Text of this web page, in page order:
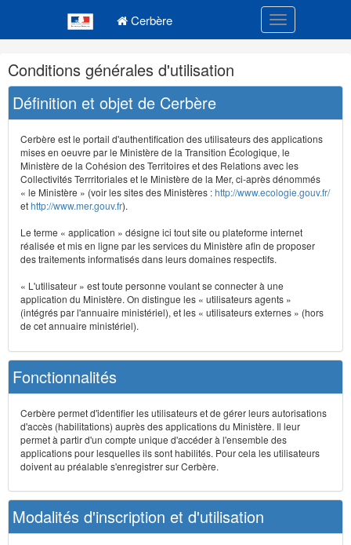
Cerbère Toggle
Navigation
et
outils
annexes
Conditions générales d'utilisation
Définition et objet de Cerbère
Cerbère est le portail d'authentification des utilisateurs des applications
mises en oeuvre par le Ministère de la Transition Écologique, le
Ministère de la Cohésion des Territoires et des Relations avec les
Collectivités Terrritoriales et le Ministère de la Mer, ci-après dénommés
« le Ministère » (voir les sites des Ministères :http://www.ecologie.gouv.fr/
ethttp://www.mer.gouv.fr).
Le terme « application » désigne ici tout site ou plateforme internet
réalisée et mis en ligne par les services du Ministère afin de proposer
des traitements informatisés dans leurs domaines respectifs.
« L'utilisateur » est toute personne voulant se connecter à une
application du Ministère. On distingue les « utilisateurs agents »
(intégrés par l'annuaire ministériel), et les « utilisateurs externes » (hors
de cet annuaire ministériel).
Fonctionnalités
Cerbère permet d'identifier les utilisateurs et de gérer leurs autorisations
d'accès (habilitations) auprès des applications du Ministère. Il leur
permet à partir d'un compte unique d'accéder à l'ensemble des
applications pour lesquelles ils sont habilités. Pour cela les utilisateurs
doivent au préalable s'enregistrer sur Cerbère.
Modalités d'inscription et d'utilisation